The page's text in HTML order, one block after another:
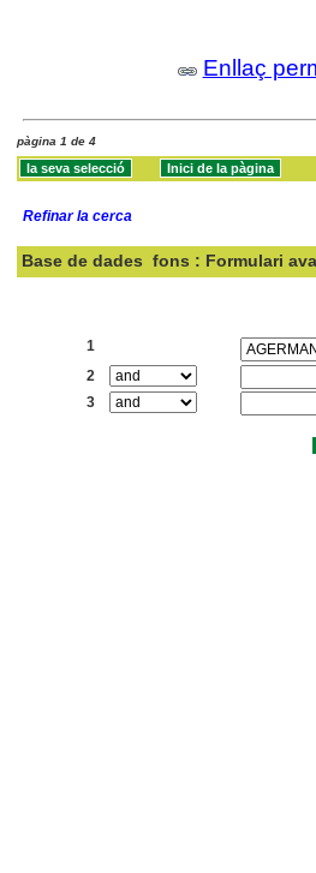
Enllaç
pàgina 1 de 4
Refinar la cerca
Base de dades fons : Formulari
1
2
3